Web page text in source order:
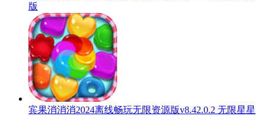
版
宾果消消消2024离线畅玩无限资源版v8.42.0.2 无限星星